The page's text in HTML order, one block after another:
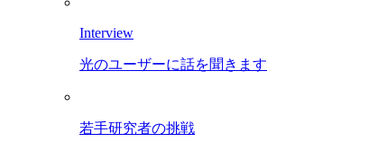
Interview
光のユーザーに話を聞きます
若手研究者の挑戦